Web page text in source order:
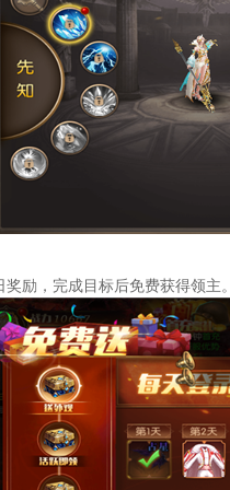
励，完成目标后免费获得领主